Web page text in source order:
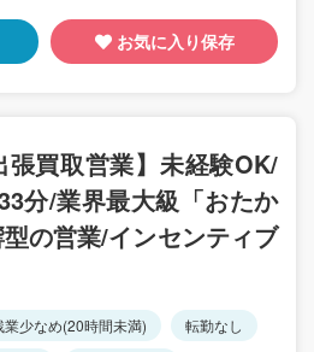
お気に入り保存
買取営業】未経験OK/
分/業界最大級「おたか
の営業/インセンティブ
業少なめ(20時間未満)
転勤なし